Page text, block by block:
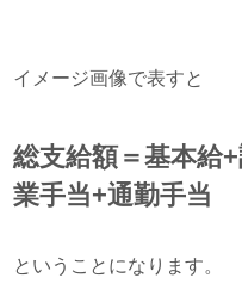
イメージ画像で表すと
総支給額＝基本給
業手当+通勤手当
ということになります。